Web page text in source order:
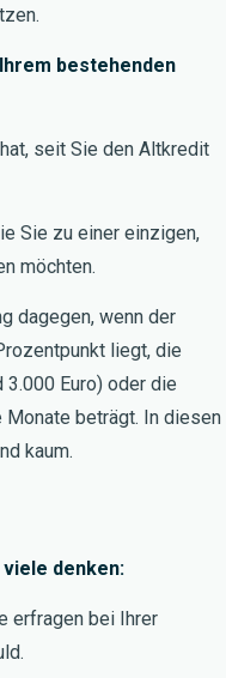
bestehenden
hat, seit Sie den Altkredit
Sie zu einer einzigen,
möchten.
dagegen, wenn der
liegt, die
Euro) oder die
Monate beträgt. In diesen
kaum.
denken:
erfragen bei Ihrer